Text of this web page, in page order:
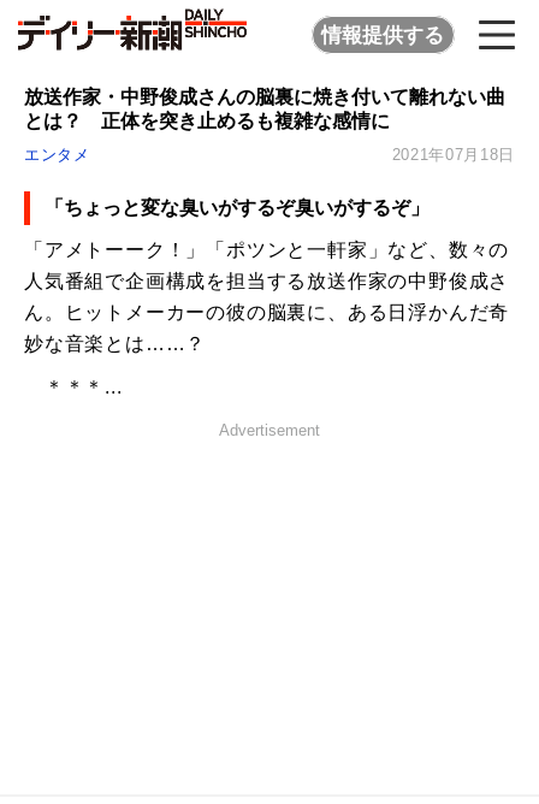
情報提供する
放送作家・中野俊成さんの脳裏に焼き付いて離れない曲
とは？ 正体を突き止めるも複雑な感情に
エンタメ 2021年07月18日
「ちょっと変な臭いがするぞ臭いがするぞ」
「アメトーーク！」「ポツンと一軒家」など、数々の
人気番組で企画構成を担当する放送作家の中野俊成さ
ん。ヒットメーカーの彼の脳裏に、ある日浮かんだ奇
妙な音楽とは……？
＊＊＊...
Advertisement